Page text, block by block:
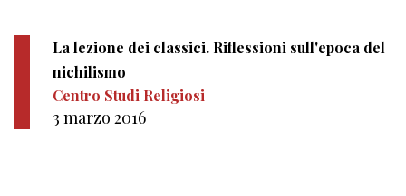
La lezione dei classici. Riflessioni sull'epoca del
nichilismo
Centro Studi Religiosi
3 marzo 2016